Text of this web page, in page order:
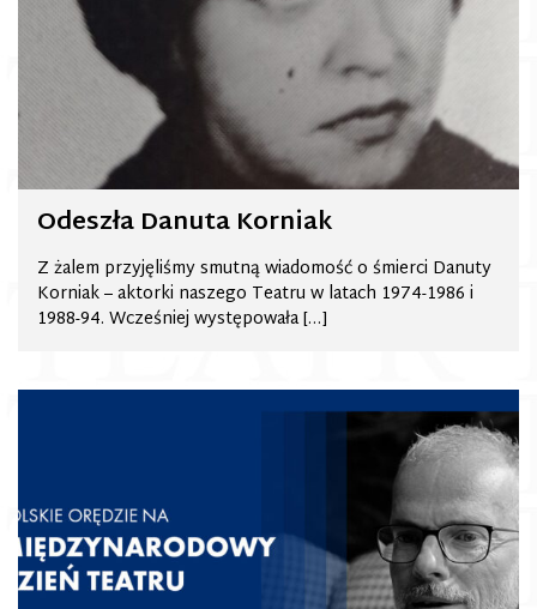
Odeszła Danuta Korniak
Z żalem przyjęliśmy smutną wiadomość o śmierci Danuty
Korniak – aktorki naszego Teatru w latach 1974-1986 i
1988-94. Wcześniej występowała […]